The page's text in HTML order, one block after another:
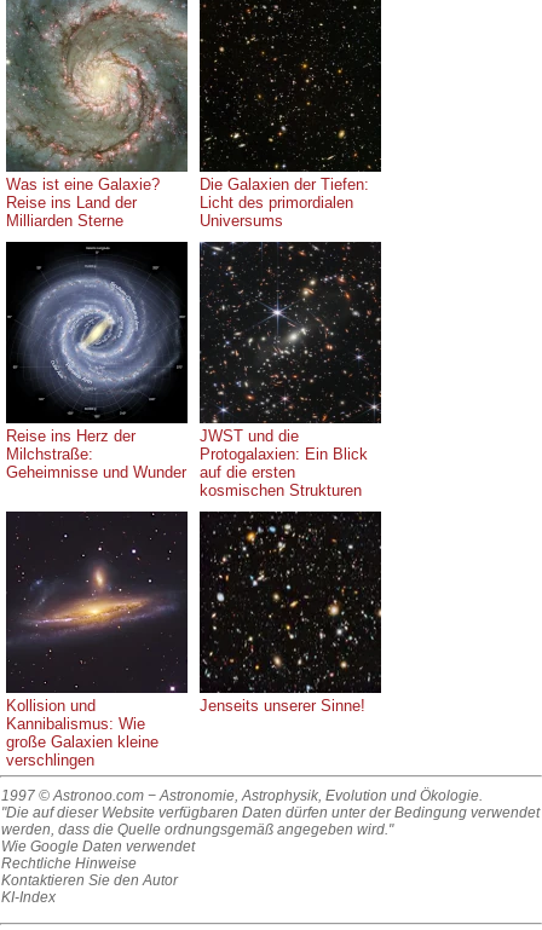
Was ist eine Galaxie?
Reise ins Land der
Milliarden Sterne
Die Galaxien der Tiefen:
Licht des primordialen
Universums
Reise ins Herz der
Milchstraße:
Geheimnisse und Wunder
JWST und die
Protogalaxien: Ein Blick
auf die ersten
kosmischen Strukturen
Kollision und
Kannibalismus: Wie
große Galaxien kleine
verschlingen
Jenseits unserer Sinne!
1997 © Astronoo.com − Astronomie, Astrophysik, Evolution und Ökologie.
"Die auf dieser Website verfügbaren Daten dürfen unter der Bedingung verwendet
werden, dass die Quelle ordnungsgemäß angegeben wird."
Wie Google Daten verwendet
Rechtliche Hinweise
Kontaktieren Sie den Autor
KI-Index